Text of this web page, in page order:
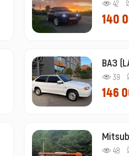
42
140
ВАЗ
39
146
48